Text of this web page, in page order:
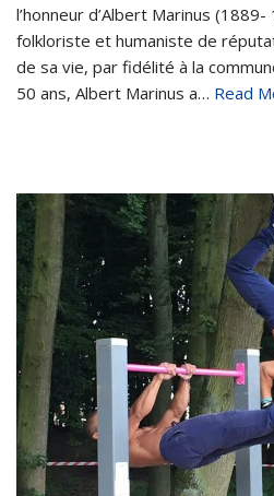
l’honneur d’Albert Marinus
folkloriste et humaniste de
de sa vie, par fidélité à la
50 ans, Albert Marinus a… Read